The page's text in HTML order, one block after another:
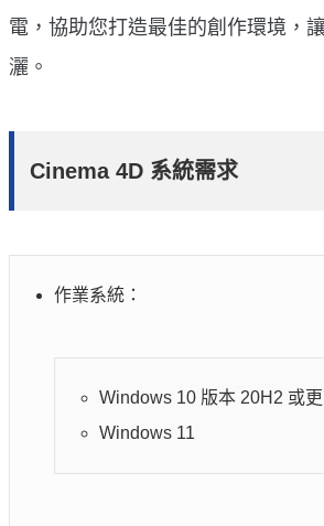
電，協助您打造最佳的創作環境，
灑。
Cinema 4D 系統需求
作業系統：
Windows 10 版本 20H2 或
Windows 11